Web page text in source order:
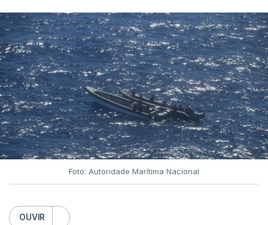
Foto: Autoridade Marítima Nacional
OUVIR